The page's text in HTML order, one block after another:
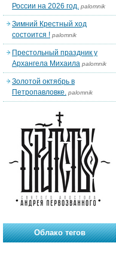
России на 2026 год. palomnik
Зимний Крестный ход
состоится ! palomnik
Престольный праздник у
Архангела Михаила palomnik
Золотой октябрь в
Петропавловке. palomnik
Облако тегов